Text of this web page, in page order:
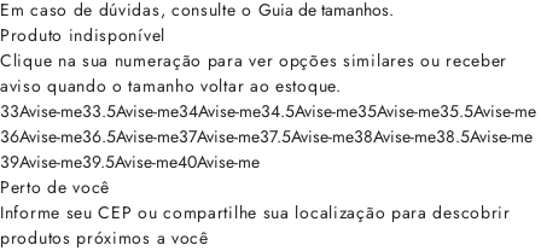
Em caso de dúvidas, consulte o Guia de tamanhos.
Produto indisponível
Clique na sua numeração para ver opções similares ou receber
aviso quando o tamanho voltar ao estoque.
33Avise-me33.5Avise-me34Avise-me34.5Avise-me35Avise-me35.5Avise-me
36Avise-me36.5Avise-me37Avise-me37.5Avise-me38Avise-me38.5Avise-me
39Avise-me39.5Avise-me40Avise-me
Perto de você
Informe seu CEP ou compartilhe sua localização para descobrir
produtos próximos a você